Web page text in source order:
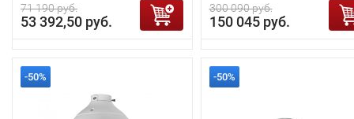
71 190 руб.
53 392,50 руб.
300 090 руб.
150 045 руб.
-50% -50%